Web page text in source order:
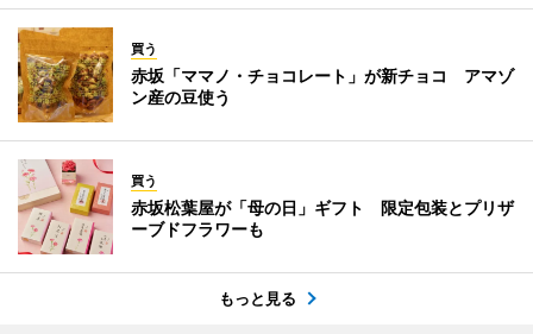
買う
赤坂「ママノ・チョコレート」が新チョコ アマゾ
ン産の豆使う
買う
赤坂松葉屋が「母の日」ギフト 限定包装とプリザ
ーブドフラワーも
もっと見る